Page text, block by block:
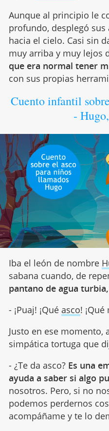
Aunque al principio le
profundo, desplegó sus
hacia el cielo. Casi sin
muy arriba y muy lejos
que era normal tener
con sus propias
Cuento infantil
-
Iba el león de nombre
sabana cuando, de
pantano de agua
- ¡Puaj! ¡Qué asco!
Justo en ese momento,
simpática tortuga que
- ¿Te da asco? Es una
ayuda a saber si algo
nosotros. Pero, si no
podemos perdernos
acompáñame y te lo